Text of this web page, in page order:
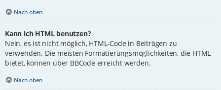
Nach oben
Kann ich HTML benutzen?
Nein, es ist nicht möglich, HTML-Code in Beiträgen zu
verwenden. Die meisten Formatierungsmöglichkeiten, die HTML
bietet, können über BBCode erreicht werden.
Nach oben